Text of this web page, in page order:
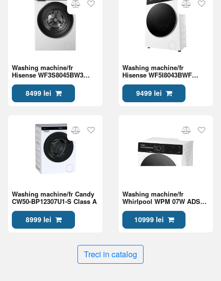
Washing machine/fr
Hisense WF3S8045BW3
8499 lei
Washing machine/fr
Hisense WF5I8043BWF
9499 lei
Washing machine/fr Candy
CW50-BP12307U1-S Class A
8999 lei
Washing machine/fr
Whirlpool WPM 07W ADS
10999 lei
Treci in catalog